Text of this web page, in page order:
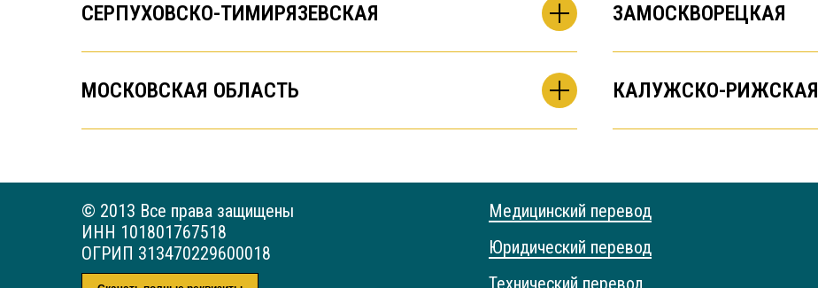
СЕРПУХОВСКО-ТИМИРЯЗЕВСКАЯ
МОСКОВСКАЯ ОБЛАСТЬ
ЗАМОСКВОРЕЦКАЯ
КАЛУЖСКО-РИЖСКАЯ
© 2013 Все права защищены
ИНН 101801767518
ОГРИП 313470229600018
Медицинский перевод
Юридический перевод
Технический перевод